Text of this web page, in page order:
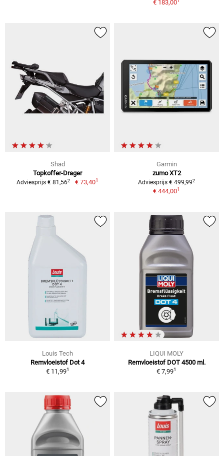
€ 183,00
Shad
Topkoffer-Drager
Adviesprijs € 81,562 € 73,401
Garmin
zumo XT2
Adviesprijs € 499,992
€ 444,001
Louis Tech
Remvloeistof Dot 4
€ 11,991
LIQUI MOLY
Remvloeistof DOT 4500 ml.
€ 7,991